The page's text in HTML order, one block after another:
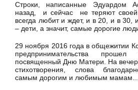
Строки, написанные Эдуардом
назад, и сейчас не теряют своей
всегда любит и ждет, и в 20, и в
– дети, а значит, самые дорогие
29 ноября 2016 года в общежитии
предпринимательства прошел
посвященный Дню Матери. На
стихотворения, слова
самым дорогим и любимым мамам…